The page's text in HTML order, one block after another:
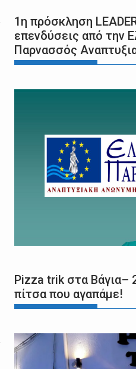
1η πρόσκληση
επενδύσεις από την
Παρνασσός
Pizza trik στα Βάγια–
πίτσα που αγαπάμε!